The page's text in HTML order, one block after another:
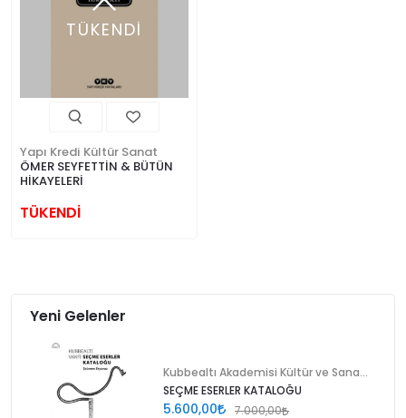
TÜKENDİ
Yapı Kredi Kültür Sanat
ÖMER SEYFETTİN & BÜTÜN
HİKAYELERİ
TÜKENDİ
Yeni Gelenler
SEÇME ESERLER KATALOĞU
5.600,00 7.000,00